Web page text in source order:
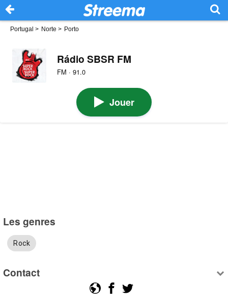
Portugal > Norte > Porto
Rádio SBSR FM
FM · 91.0
Jouer
Les genres
Rock
Contact